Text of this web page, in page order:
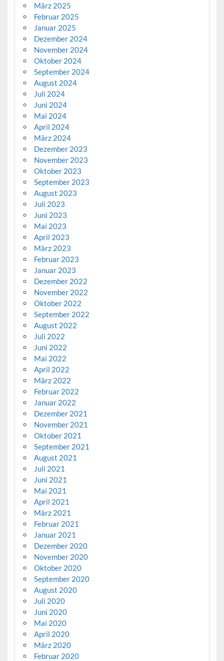
März 2025
Februar 2025
Januar 2025
Dezember 2024
November 2024
Oktober 2024
September 2024
August 2024
Juli 2024
Juni 2024
Mai 2024
April 2024
März 2024
Dezember 2023
November 2023
Oktober 2023
September 2023
August 2023
Juli 2023
Juni 2023
Mai 2023
April 2023
März 2023
Februar 2023
Januar 2023
Dezember 2022
November 2022
Oktober 2022
September 2022
August 2022
Juli 2022
Juni 2022
Mai 2022
April 2022
März 2022
Februar 2022
Januar 2022
Dezember 2021
November 2021
Oktober 2021
September 2021
August 2021
Juli 2021
Juni 2021
Mai 2021
April 2021
März 2021
Februar 2021
Januar 2021
Dezember 2020
November 2020
Oktober 2020
September 2020
August 2020
Juli 2020
Juni 2020
Mai 2020
April 2020
März 2020
Februar 2020